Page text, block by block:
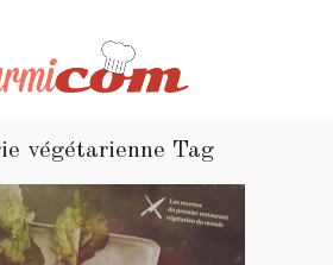
végétarienne Tag